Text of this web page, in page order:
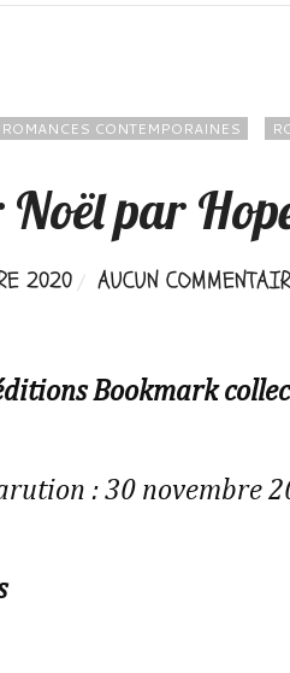
ROMANCES CONTEMPORAINES
par
2020 AUCUN
Bookmark
: 30 novembre